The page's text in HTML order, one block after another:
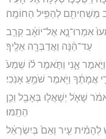
מַשְׁחִיתִ֖ם לְהַפִּ֥יל הַחוֹמָֽה׃
אִמְרוּ־נָ֣א אֶל־יוֹאָ֔ב קְרַ֣ב
עַד־הֵ֔נָּה וַאֲדַבְּרָ֖ה אֵלֶֽיךָ׃
אָ֑נִי וַתֹּ֣אמֶר ל֗וֹ שְׁמַע֙
אֲמָתֶ֔ךָ וַיֹּ֖אמֶר שֹׁמֵ֥עַ אָנֹֽכִי׃
שָׁאֹ֧ל יְשָׁאֲל֛וּ בְּאָבֵ֖ל וְכֵ֥ן
הֵתַֽמּוּ׃
לְהָמִ֨ית עִ֤יר וְאֵם֙ בְּיִשְׂרָאֵ֔ל